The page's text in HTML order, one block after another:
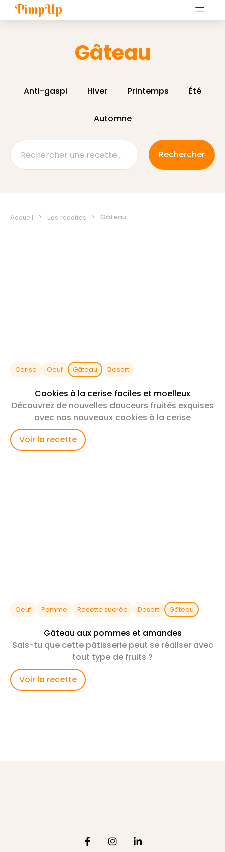
PimpUp
Gâteau
Anti-gaspi Hiver Printemps Été
Automne
Accueil > Les recettes > Gâteau
Cerise Oeuf Gâteau Desert
Cookies à la cerise faciles et moelleux
Découvrez de nouvelles douceurs fruités exquises
avec nos nouveaux cookies à la cerise
Voir la recette
Oeuf Pomme Recette sucrée Desert Gâteau
Gâteau aux pommes et amandes
Sais-tu que cette pâtisserie peut se réaliser avec
tout type de fruits ?
Voir la recette